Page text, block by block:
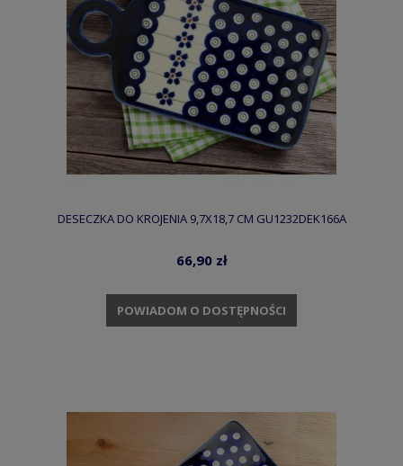
DESECZKA DO KROJENIA 9,7X18,7 CM GU1232DEK166A
66,90 zł
POWIADOM O DOSTĘPNOŚCI